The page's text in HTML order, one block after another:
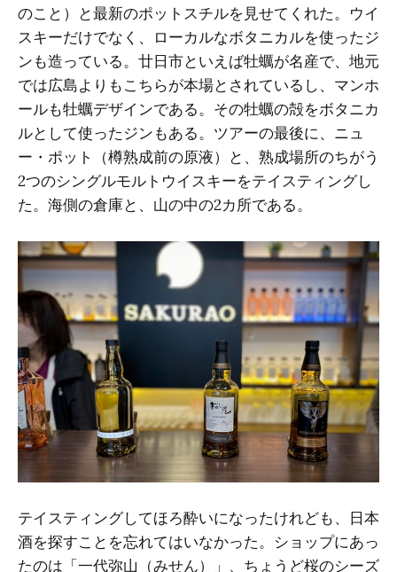
のこと）と最新のポットスチルを見せてくれた。ウイ
スキーだけでなく、ローカルなボタニカルを使ったジ
ンも造っている。廿日市といえば牡蠣が名産で、地元
では広島よりもこちらが本場とされているし、マンホ
ールも牡蠣デザインである。その牡蠣の殻をボタニカ
ルとして使ったジンもある。ツアーの最後に、ニュ
ー・ポット（樽熟成前の原液）と、熟成場所のちがう
2つのシングルモルトウイスキーをテイスティングし
た。海側の倉庫と、山の中の2カ所である。
テイスティングしてほろ酔いになったけれども、日本
酒を探すことを忘れてはいなかった。ショップにあっ
たのは「一代弥山（みせん）」、ちょうど桜のシーズ